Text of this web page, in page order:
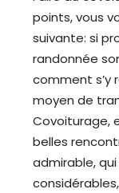
points, vous
suivante: si
randonnée
comment s’y
moyen de
Covoiturage,
belles
admirable,